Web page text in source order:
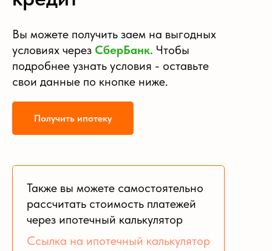
Также вы можете самостоятельно
рассчитать стоимость платежей
через ипотечный калькулятор
Ссылка на ипотечный калькулятор
Вы можете получить заем на выгодных
условиях через СберБанк. Чтобы
подробнее узнать условия - оставьте
свои данные по кнопке ниже.
Получить ипотеку